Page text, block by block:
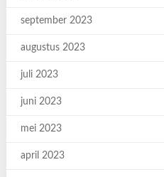
september 2023
augustus 2023
juli 2023
juni 2023
mei 2023
april 2023